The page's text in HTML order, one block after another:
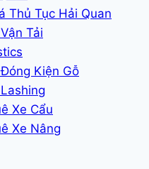
Thủ Tục Hải Quan
Tải
Kiện Gỗ
Xe Cẩu
Xe Nâng